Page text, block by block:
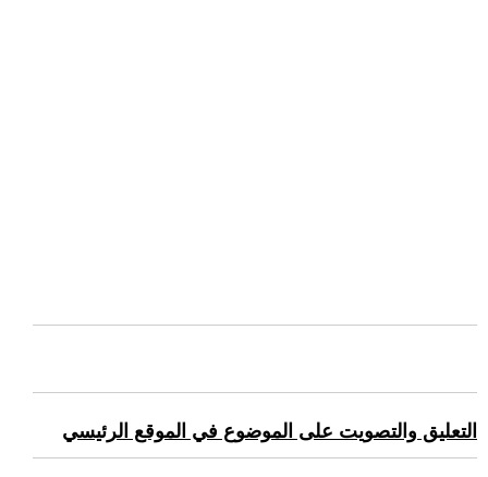
التعليق والتصويت على الموضوع في الموقع الرئيسي